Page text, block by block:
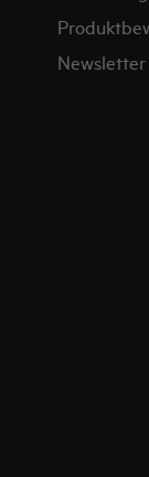
Newsletter